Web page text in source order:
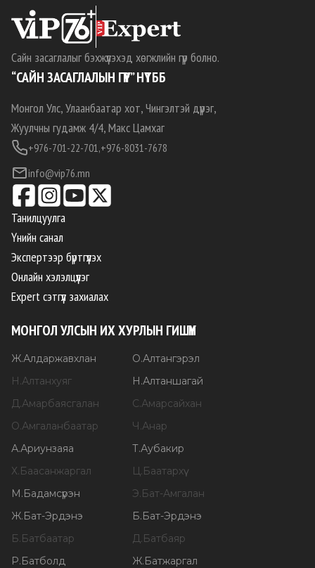
Сайн засаглалыг бэхжүүлэхэд хөгжлийн гүүр болно.
“САЙН ЗАСАГЛАЛЫН ГҮҮР” НҮТББ
Монгол Улс, Улаанбаатар хот, Чингэлтэй дүүрэг,
Жуулчны гудамж 4/4, Макс Цамхаг
+976-701-22-701,+976-8031-7678
info@vip76.mn
Танилцуулга
Үнийн санал
Экспертээр бүртгүүлэх
Онлайн хэлэлцүүлэг
Expert сэтгүүл захиалах
МОНГОЛ УЛСЫН ИХ ХУРЛЫН ГИШҮҮН
Ж.Алдаржавхлан О.Алтангэрэл
Н.Алтанхуяг Н.Алтаншагай
Д.Амарбаясгалан С.Амарсайхан
О.Амгаланбаатар Ч.Анар
А.Ариунзаяа Т.Аубакир
Х.Баасанжаргал Ц.Баатархүү
М.Бадамсүрэн Э.Бат-Амгалан
Ж.Бат-Эрдэнэ Б.Бат-Эрдэнэ
Б.Батбаатар Д.Батбаяр
Р.Батболд Ж.Батжаргал